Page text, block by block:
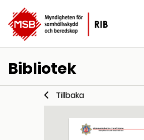
Bibliotek
Tillbaka